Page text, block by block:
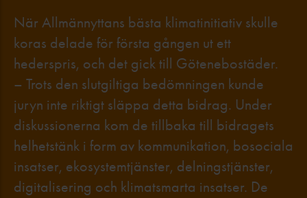
När Allmännyttans bästa klimatinitiativ skulle
koras delade för första gången ut ett
hederspris, och det gick till Götenebostäder.
– Trots den slutgiltiga bedömningen kunde
juryn inte riktigt släppa detta bidrag. Under
diskussionerna kom de tillbaka till bidragets
helhetstänk i form av kommunikation, bosociala
insatser, ekosystemtjänster, delningstjänster,
digitalisering och klimatsmarta insatser. De